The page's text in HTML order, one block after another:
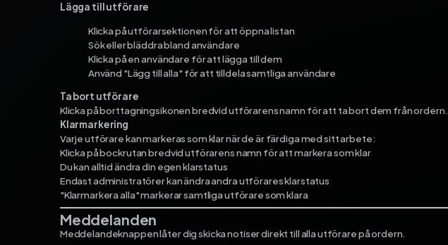
Lägga till utförare
Klicka på utförarsektionen för att öppna listan
Sök eller bläddra bland användare
Klicka på en användare för att lägga till dem
Använd "Lägg till alla" för att tilldela samtliga användare
Ta bort utförare
Klicka på borttagningsikonen bredvid utförarens namn för att ta bort dem från ordern.
Klarmarkering
Varje utförare kan markeras som klar när de är färdiga med sitt arbete:
Klicka på bockrutan bredvid utförarens namn för att markera som klar
Du kan alltid ändra din egen klarstatus
Endast administratörer kan ändra andra utförares klarstatus
"Klarmarkera alla" markerar samtliga utförare som klara
Meddelanden
Meddelandeknappen låter dig skicka notiser direkt till alla utförare på ordern.